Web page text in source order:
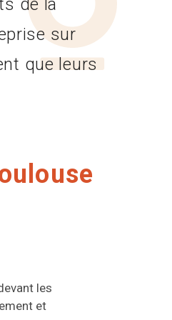
de la
sur
que leurs
les
et